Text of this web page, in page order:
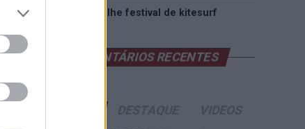
Esposende acolhe festival de kitesurf
COMENTÁRIOS RECENTES